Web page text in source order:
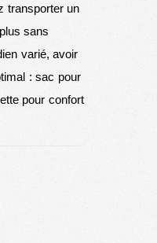
transporter un
sans
varié, avoir
: sac pour
pour confort